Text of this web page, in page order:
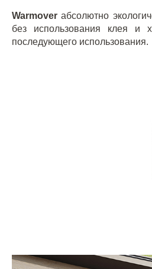
Warmover абсолютно
без использования клея и
последующего использования.